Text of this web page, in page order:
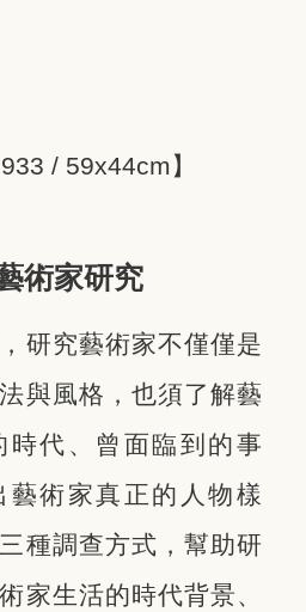
/ 59x44cm】
術家研究
研究藝術家不僅僅是
與風格，也須了解藝
時代、曾面臨到的事
藝術家真正的人物樣
種調查方式，幫助研
家生活的時代背景、